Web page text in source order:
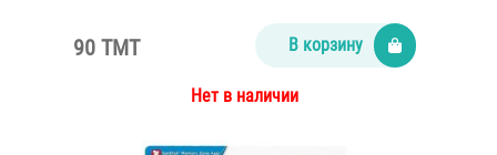
90 TMT В корзину
Нет в наличии